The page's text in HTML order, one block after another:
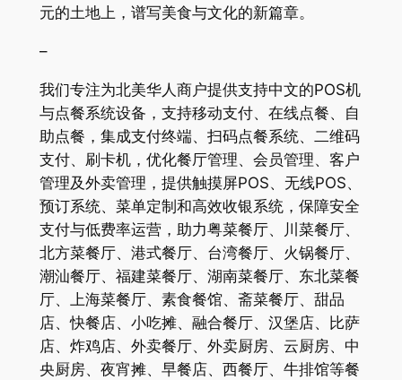
元的土地上，谱写美食与文化的新篇章。
–
我们专注为北美华人商户提供支持中文的POS机
与点餐系统设备，支持移动支付、在线点餐、自
助点餐，集成支付终端、扫码点餐系统、二维码
支付、刷卡机，优化餐厅管理、会员管理、客户
管理及外卖管理，提供触摸屏POS、无线POS、
预订系统、菜单定制和高效收银系统，保障安全
支付与低费率运营，助力粤菜餐厅、川菜餐厅、
北方菜餐厅、港式餐厅、台湾餐厅、火锅餐厅、
潮汕餐厅、福建菜餐厅、湖南菜餐厅、东北菜餐
厅、上海菜餐厅、素食餐馆、斋菜餐厅、甜品
店、快餐店、小吃摊、融合餐厅、汉堡店、比萨
店、炸鸡店、外卖餐厅、外卖厨房、云厨房、中
央厨房、夜宵摊、早餐店、西餐厅、牛排馆等餐